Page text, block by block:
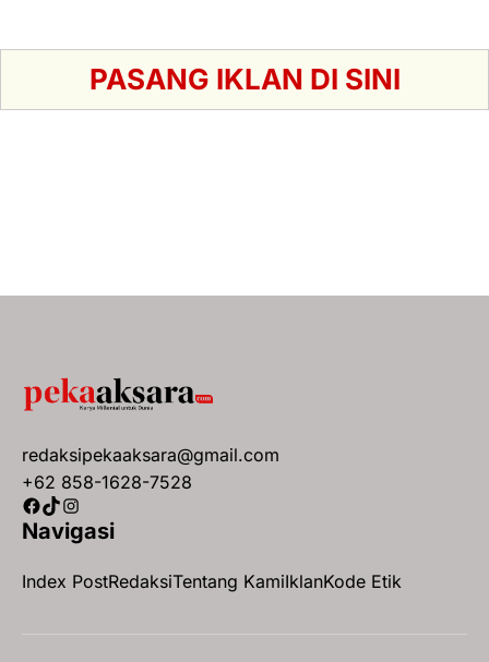
PASANG IKLAN DI SINI
redaksipekaaksara@gmail.com
+62 858-1628-7528
Facebook
TikTok
Instagram
Navigasi
Index PostRedaksiTentang KamiIklanKode Etik